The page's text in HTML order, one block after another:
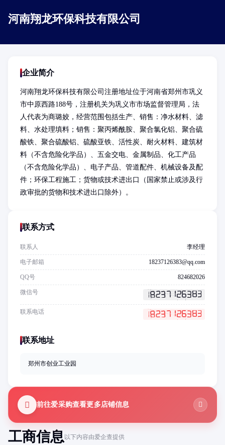
河南翔龙环保科技有限公司
工商信息以下内容由爱企查提供
企业简介
河南翔龙环保科技有限公司注册地址位于河南省郑州市巩义
市中原西路188号，注册机关为巩义市市场监督管理局，法
人代表为商璐姣，经营范围包括生产、销售：净水材料、滤
料、水处理填料；销售：聚丙烯酰胺、聚合氯化铝、聚合硫
酸铁、聚合硫酸铝、硫酸亚铁、活性炭、耐火材料、建筑材
料（不含危险化学品）、五金交电、金属制品、化工产品
（不含危险化学品）、电子产品、管道配件、机械设备及配
件；环保工程施工；货物或技术进出口（国家禁止或涉及行
政审批的货物和技术进出口除外）。
联系方式
联系人 李经理
电子邮箱 18237126383@qq.com
QQ号 824682026
微信号
联系电话
联系地址
郑州市创业工业园
前往爱采购查看更多店铺信息